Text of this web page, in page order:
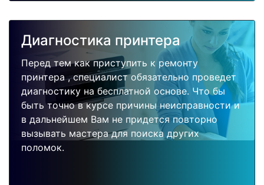
Диагностика принтера
Перед тем как приступить к ремонту
принтера , специалист обязательно проведет
диагностику на бесплатной основе. Что бы
быть точно в курсе причины неисправности и
в дальнейшем Вам не придется повторно
вызывать мастера для поиска других
поломок.